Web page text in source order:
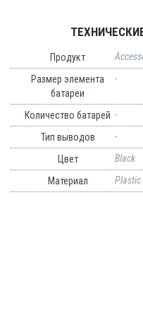
Продукт
Размер элемента
батареи
-
Количество батарей -
Тип выводов
-
Цвет
Black
Материал
Plastic